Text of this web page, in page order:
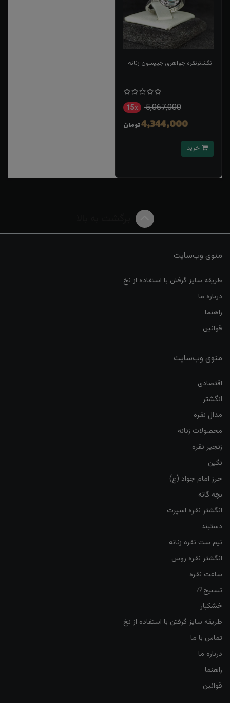
انگشترنقره جواهری جیپسون زنانه
5,067,000 15٪
4,344,000تومان
منوی وب‌سایت
طریقه سایز گرفتن با استفاده از نخ
درباره ما
راهنما
قوانین
منوی وب‌سایت
اقتصادی
انگشتر
مدال نقره
محصولات زنانه
زنجیر نقره
نگین
حرز امام جواد (ع)
بچه گانه
انگشتر نقره اسپرت
دستبند
نیم ست نقره زنانه
انگشتر نقره روس
ساعت نقره
تسبیح📿
خشکبار
طریقه سایز گرفتن با استفاده از نخ
تماس با ما
درباره ما
راهنما
قوانین